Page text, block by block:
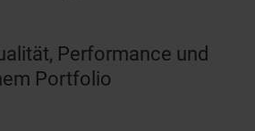
Performance und
Portfolio